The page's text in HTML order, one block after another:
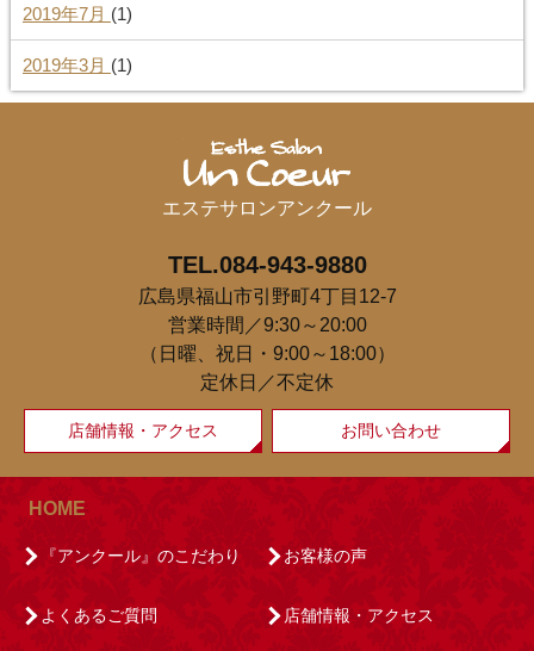
2019年7月 (1)
2019年3月 (1)
エステサロンアンクール
TEL.084-943-9880
広島県福山市引野町4丁目12-7
営業時間／9:30～20:00
（日曜、祝日・9:00～18:00）
定休日／不定休
店舗情報・アクセス お問い合わせ
HOME
『アンクール』のこだわり お客様の声
よくあるご質問 店舗情報・アクセス